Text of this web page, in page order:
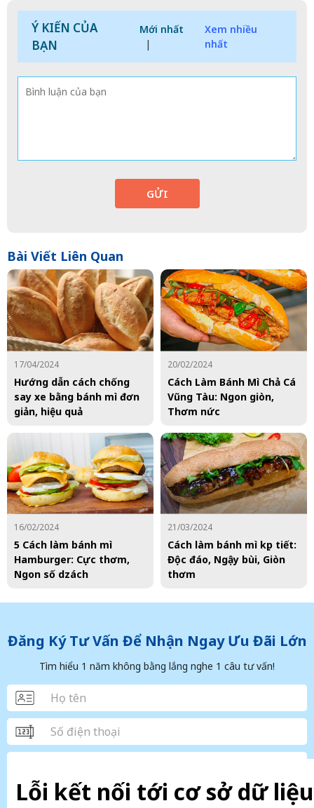
Ý KIẾN CỦA
BẠN
Mới nhất
|
Xem nhiều
nhất
GỬI
Bài Viết Liên Quan
17/04/2024
Hướng dẫn cách chống
say xe bằng bánh mì đơn
giản, hiệu quả
20/02/2024
Cách Làm Bánh Mì Chả Cá
Vũng Tàu: Ngon giòn,
Thơm nức
16/02/2024
5 Cách làm bánh mì
Hamburger: Cực thơm,
Ngon số dzách
21/03/2024
Cách làm bánh mì kẹp tiết:
Độc đáo, Ngậy bùi, Giòn
thơm
Đăng Ký Tư Vấn Để Nhận Ngay Ưu Đãi Lớn
Tìm hiểu 1 năm không bằng lắng nghe 1 câu tư vấn!
Lỗi kết nối tới cơ sở dữ liệu